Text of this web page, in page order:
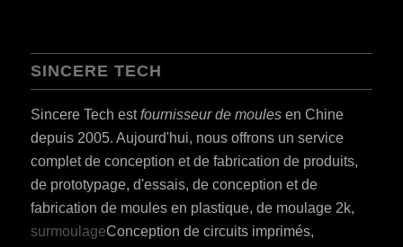
SINCERE TECH
Sincere Tech estfournisseur de moulesen Chine
depuis 2005. Aujourd'hui, nous offrons un service
complet de conception et de fabrication de produits,
de prototypage, d'essais, de conception et de
fabrication de moules en plastique, de moulage 2k,
surmoulageConception de circuits imprimés,